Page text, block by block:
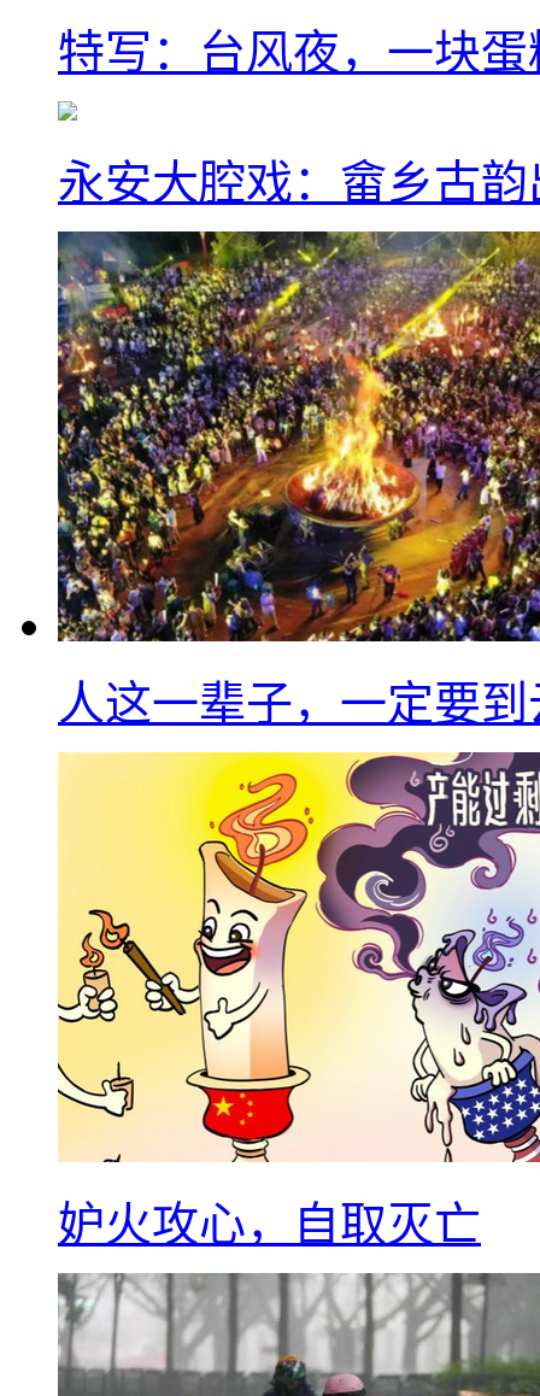
特写：台风夜，一块
永安大腔戏：畲乡古
人这一辈子，一定要
妒火攻心，自取灭亡